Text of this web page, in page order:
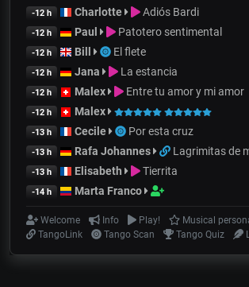
-12 h Charlotte Adiós Bardi
-12 h Paul Patotero sentimental
-12 h Bill El flete
-12 h Jana La estancia
-12 h Malex Entre tu amor y mi amor
-12 h Malex
-13 h Cecile Por esta cruz
-13 h Rafa Johannes Lagrimitas de
-13 h Elisabeth Tierrita
-14 h Marta Franco
Welcome Info Play!
Musical
TangoLink
Tango Scan Tango Quiz